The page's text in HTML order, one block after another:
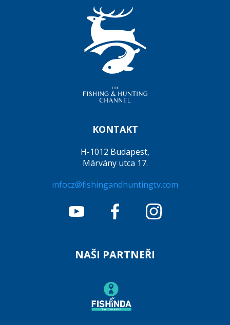
KONTAKT
H-1012 Budapest,
Márvány utca 17.
infocz@fishingandhuntingtv.com
NAŠI PARTNEŘI